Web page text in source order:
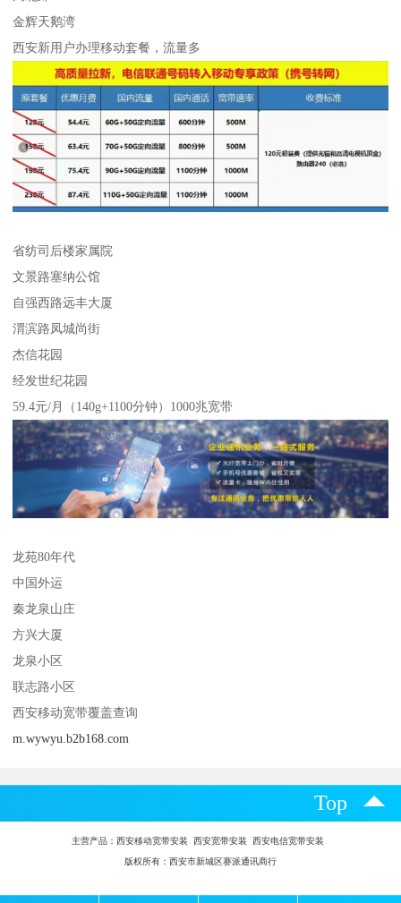
金辉天鹅湾
西安新用户办理移动套餐，流量多
省纺司后楼家属院
文景路塞纳公馆
自强西路远丰大厦
渭滨路凤城尚街
杰信花园
经发世纪花园
59.4元/月（140g+1100分钟）1000兆宽带
龙苑80年代
中国外运
秦龙泉山庄
方兴大厦
龙泉小区
联志路小区
西安移动宽带覆盖查询
m.wywyu.b2b168.com
Top
主营产品： 西安移动宽带安装 西安宽带安装 西安电信宽带安装
版权所有：西安市新城区赛派通讯商行